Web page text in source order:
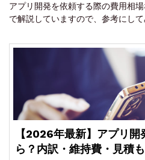
アプリ開発を依頼する際の費用相
で解説していますので、参考にして
【2026年最新】アプリ開
ら？内訳・維持費・見積